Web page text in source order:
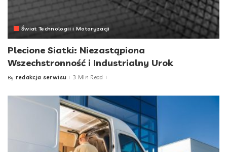
Świat Technologii i Motoryzacji
Plecione Siatki: Niezastąpiona
Wszechstronność i Industrialny Urok
Posted
By redakcja serwisu 3 Min Read